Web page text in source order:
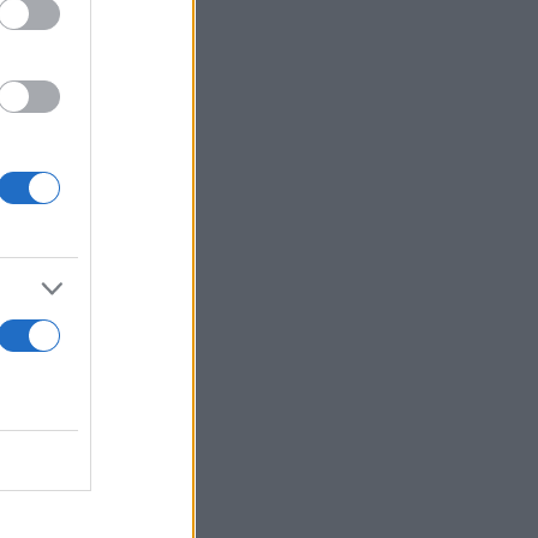
για
και
86
του
στην
τις